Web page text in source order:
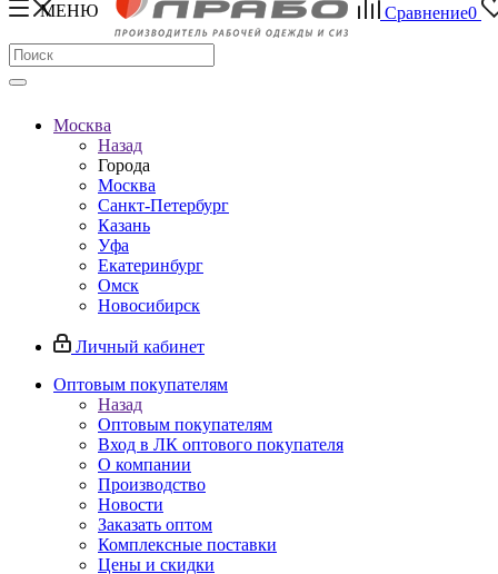
МЕНЮ Сравнение0
Москва
Назад
Города
Москва
Санкт-Петербург
Казань
Уфа
Екатеринбург
Омск
Новосибирск
Личный кабинет
Оптовым покупателям
Назад
Оптовым покупателям
Вход в ЛК оптового покупателя
О компании
Производство
Новости
Заказать оптом
Комплексные поставки
Цены и скидки